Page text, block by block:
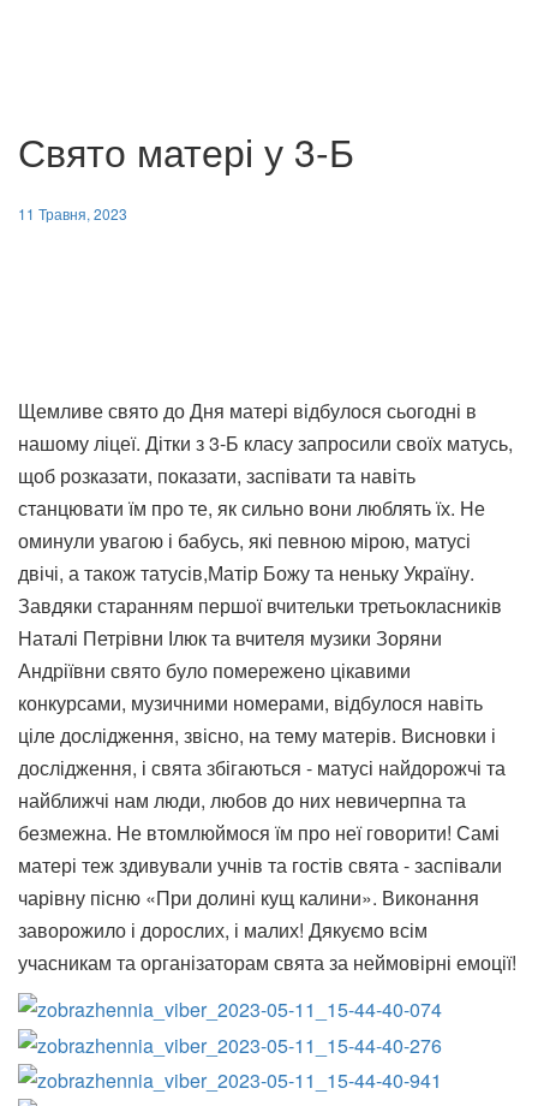
Свято матері у 3-Б
11 Травня, 2023
Щемливе свято до Дня матері відбулося сьогодні в
нашому ліцеї. Дітки з 3-Б класу запросили своїх матусь,
щоб розказати, показати, заспівати та навіть
станцювати їм про те, як сильно вони люблять їх. Не
оминули увагою і бабусь, які певною мірою, матусі
двічі, а також татусів,Матір Божу та неньку Україну.
Завдяки старанням першої вчительки третьокласників
Наталі Петрівни Ілюк та вчителя музики Зоряни
Андріївни свято було помережено цікавими
конкурсами, музичними номерами, відбулося навіть
ціле дослідження, звісно, на тему матерів. Висновки і
дослідження, і свята збігаються - матусі найдорожчі та
найближчі нам люди, любов до них невичерпна та
безмежна. Не втомлюймося їм про неї говорити! Самі
матері теж здивували учнів та гостів свята - заспівали
чарівну пісню «При долині кущ калини». Виконання
заворожило і дорослих, і малих! Дякуємо всім
учасникам та організаторам свята за неймовірні емоції!